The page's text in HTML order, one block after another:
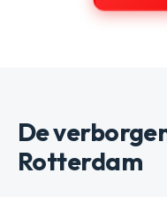
De
Rotterdam